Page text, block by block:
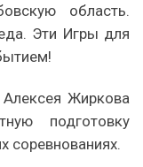
область.
Эти Игры для
Жиркова
подготовку